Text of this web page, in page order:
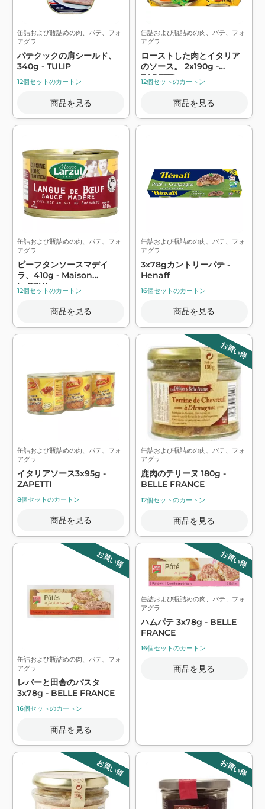
缶詰および瓶詰めの肉、パテ、フォ
アグラ
パテクックの肩シールド、
340g - TULIP
12個セットのカートン
商品を見る
缶詰および瓶詰めの肉、パテ、フォ
アグラ
ローストした肉とイタリア
のソース。 2x190g -
ZAPETTI
12個セットのカートン
商品を見る
缶詰および瓶詰めの肉、パテ、フォ
アグラ
ビーフタンソースマデイ
ラ、410g - Maison
LaRZUL
12個セットのカートン
商品を見る
缶詰および瓶詰めの肉、パテ、フォ
アグラ
3x78gカントリーパテ -
Henaff
16個セットのカートン
商品を見る
缶詰および瓶詰めの肉、パテ、フォ
アグラ
イタリアソース3x95g -
ZAPETTI
8個セットのカートン
商品を見る
お買い得
缶詰および瓶詰めの肉、パテ、フォ
アグラ
鹿肉のテリーヌ 180g -
BELLE FRANCE
12個セットのカートン
商品を見る
お買い得
缶詰および瓶詰めの肉、パテ、フォ
アグラ
レバーと田舎のパスタ
3x78g - BELLE FRANCE
16個セットのカートン
商品を見る
お買い得
缶詰および瓶詰めの肉、パテ、フォ
アグラ
ハムパテ 3x78g - BELLE
FRANCE
16個セットのカートン
商品を見る
お買い得 お買い得